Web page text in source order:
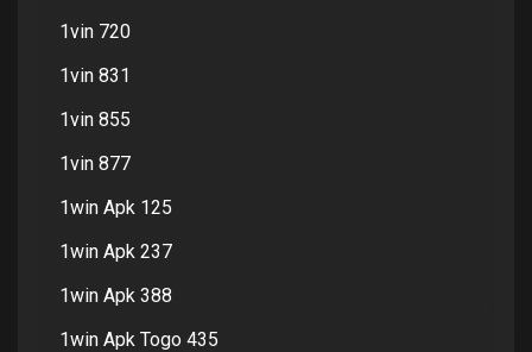
1vin 720
1vin 831
1vin 855
1vin 877
1win Apk 125
1win Apk 237
1win Apk 388
1win Apk Togo 435